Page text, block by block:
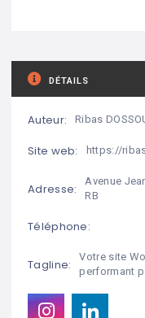
DÉTAILS
Auteur: Ribas
Site web: https://
Adresse:
Avenue
RB
Téléphone:
Tagline:
Votre site
performant